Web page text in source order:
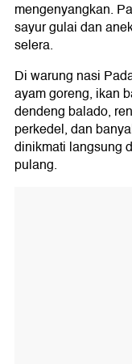
mengenyangkan.
sayur gulai dan
selera.
Di warung nasi
ayam goreng, ikan
dendeng balado,
perkedel, dan
dinikmati langsung
pulang.